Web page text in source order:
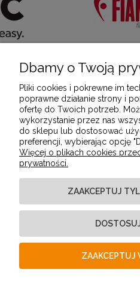
MOJE
PŁATNOŚCI
O
Dbamy o Twoją
Pliki cookies i pokrewne im
poprawne działanie strony i
ofertę do Twoich potrzeb.
wykorzystanie przez nas
do sklepu lub dostosować
preferencji, wybierając opcję
Więcej o plikach cookies
prywatności.
ZAAKCEPTUJ
ZAAKCEPTUJ